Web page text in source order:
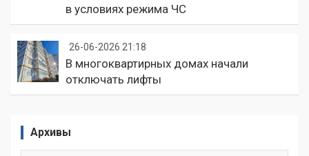
в условиях режима ЧС
26-06-2026 21:18
В многоквартирных домах начали
отключать лифты
Архивы